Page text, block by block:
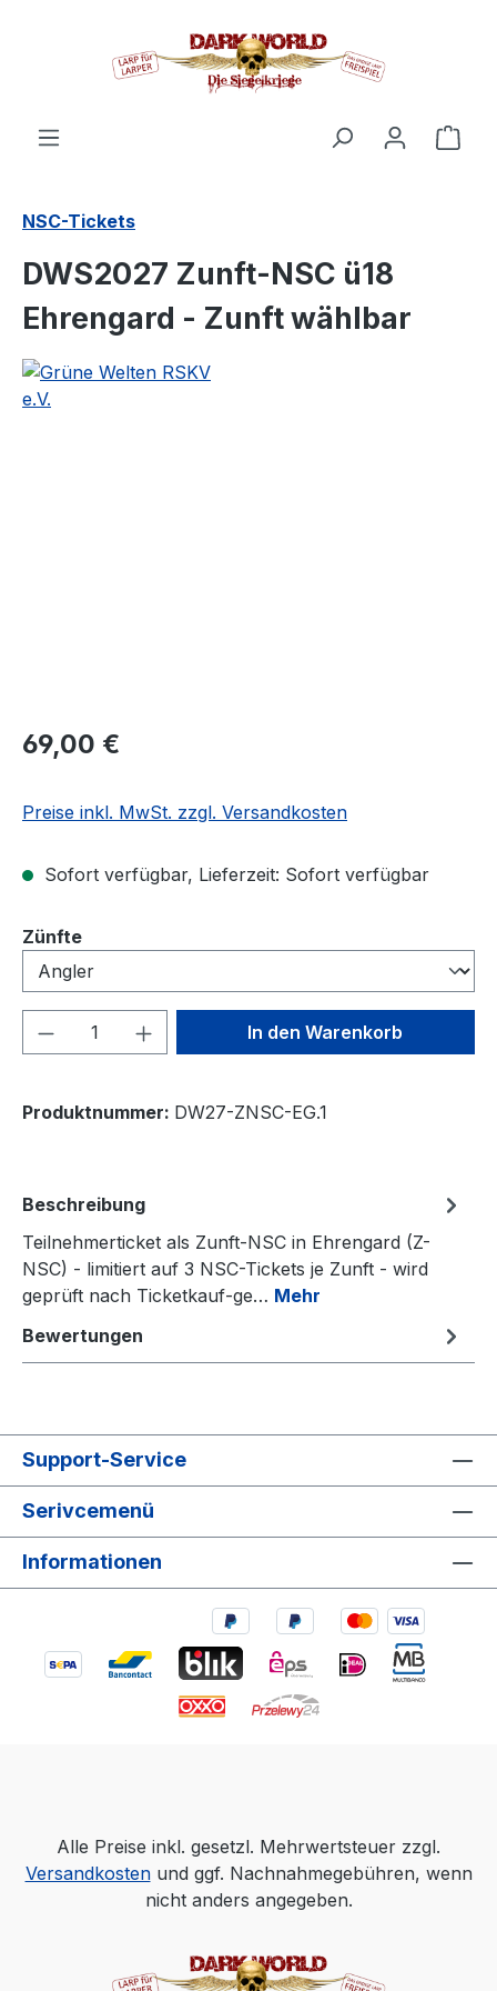
NSC-Tickets
DWS2027 Zunft-NSC ü18
Ehrengard - Zunft wählbar
69,00 €
Preise inkl. MwSt. zzgl. Versandkosten
Sofort verfügbar, Lieferzeit: Sofort verfügbar
Zünfteauswählen
Produkt Anzahl: Gib denIn den Warenkorb
Produktnummer: DW27-ZNSC-EG.1
Beschreibung
Teilnehmerticket als Zunft-NSC in Ehrengard (Z-
NSC) - limitiert auf 3 NSC-Tickets je Zunft - wird
geprüft nach Ticketkauf-ge… Mehr
Bewertungen
Support-Service
Serivcemenü
Informationen
Alle Preise inkl. gesetzl. Mehrwertsteuer zzgl.
Versandkostenund ggf. Nachnahmegebühren, wenn
nicht anders angegeben.